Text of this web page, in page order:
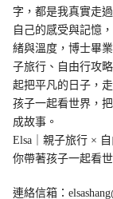
字，都是我真實走
自己的感受與記憶
緒與溫度，博士畢
子旅行、自由行攻
起把平凡的日子，
孩子一起看世界，
成故事。
Elsa｜親子旅行 ×
你帶著孩子一起看
連絡信箱：